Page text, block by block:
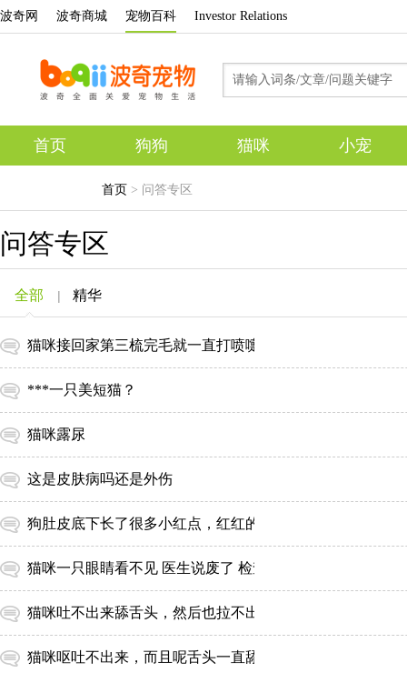
波奇网 波奇商城 宠物百科 Investor Relations
首页 狗狗 猫咪 小宠
首页 > 问答专区
问答专区
全部 精华
|
猫咪接回家第三梳完毛就一直打喷嚏
***一只美短猫？
猫咪露尿
这是皮肤病吗还是外伤
狗肚皮底下长了很多小红点，红红的一大片
猫咪一只眼睛看不见 医生说废了 检查都不要做了